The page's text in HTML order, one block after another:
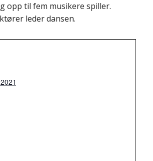
opp til fem musikere spiller.
leder dansen.